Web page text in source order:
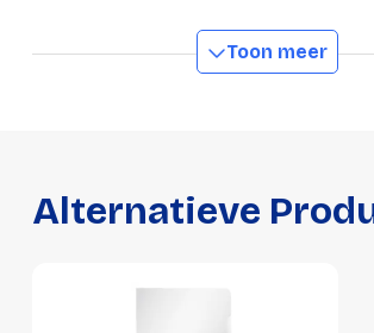
Hoogte
57 mm
Toon meer
Alternatieve